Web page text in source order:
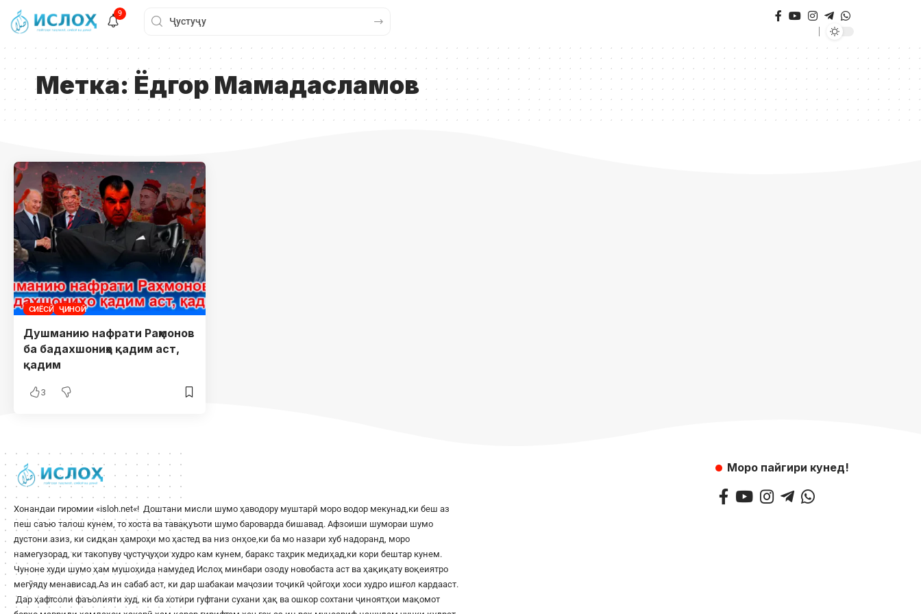
9
Метка: Ёдгор Мамадасламов
СИЁСӢ ҶИНОӢ
Душманию нафрати Раҳмонов
ба бадахшониҳо қадим аст,
қадим
3
Хонандаи гиромии «isloh.net«! Доштани мисли шумо ҳаводору муштарӣ моро водор мекунад,ки беш аз
пеш саъю талош кунем, то хоста ва тавақуъоти шумо бароварда бишавад. Афзоиши шумораи шумо
дустони азиз, ки сидқан ҳамроҳи мо ҳастед ва низ онҳое,ки ба мо назари хуб надоранд, моро
намегузорад, ки такопуву ҷустуҷуҳои худро кам кунем, баракс таҳрик медиҳад,ки кори бештар кунем.
Чуноне худи шумо ҳам мушоҳида намудед Ислоҳ минбари озоду новобаста аст ва ҳақиқату воқеиятро
мегӯяду менависад.Аз ин сабаб аст, ки дар шабакаи маҷозии тоҷикӣ ҷойгоҳи хоси худро ишғол кардааст.
Дар ҳафтсоли фаъолияти худ, ки ба хотири гуфтани сухани ҳақ ва ошкор сохтани ҷиноятҳои мақомот
Моро пайгири кунед!